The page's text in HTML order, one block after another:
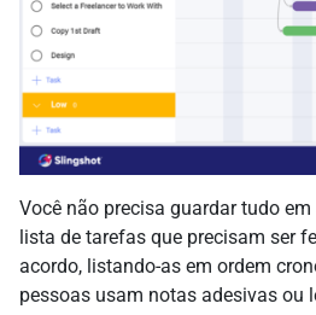
Você não precisa guardar tudo
lista de tarefas que precisam ser
acordo, listando-as em ordem
pessoas usam notas adesivas ou